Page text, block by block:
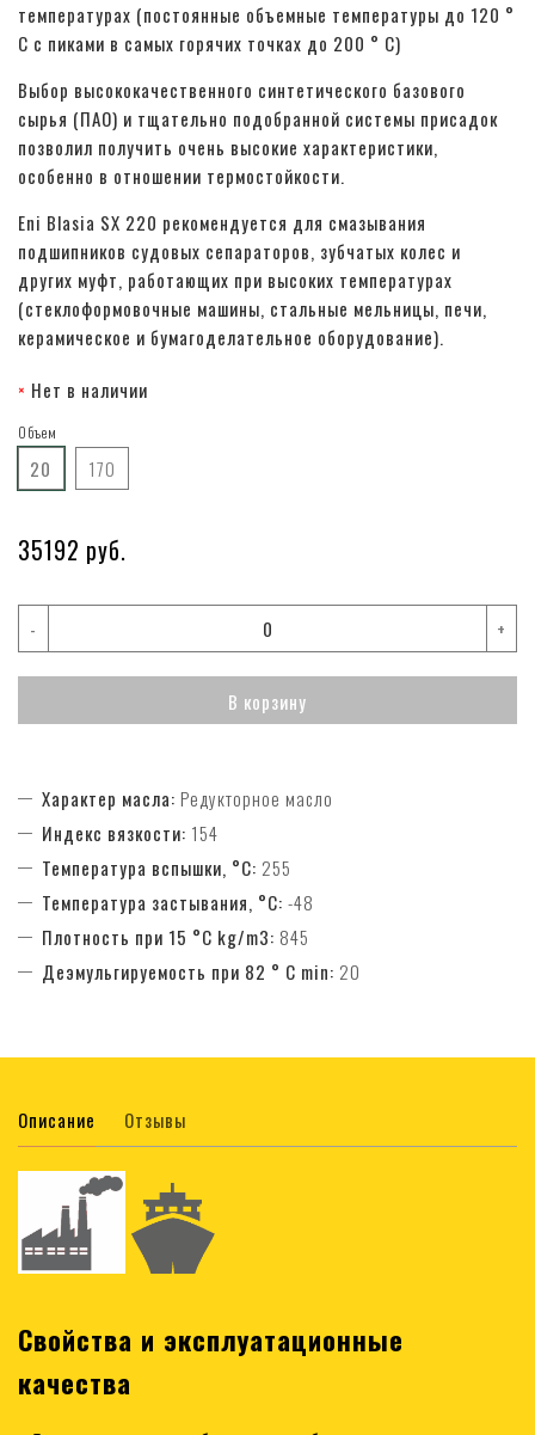
температурах (постоянные объемные температуры до 120 °
C с пиками в самых горячих точках до 200 ° C)
Выбор высококачественного синтетического базового
сырья (ПАО) и тщательно подобранной системы присадок
позволил получить очень высокие характеристики,
особенно в отношении термостойкости.
Eni Blasia SX 220 рекомендуется для смазывания
подшипников судовых сепараторов, зубчатых колес и
других муфт, работающих при высоких температурах
(стеклоформовочные машины, стальные мельницы, печи,
керамическое и бумагоделательное оборудование).
Нет в наличии
Объем
20 170
35192 руб.
- +
В корзину
Характер масла: Редукторное масло
Индекс вязкости: 154
Температура вспышки, °C: 255
Температура застывания, °C: -48
Плотность при 15 °C kg/m3: 845
Деэмульгируемость при 82 ° С min: 20
Описание Отзывы
Свойства и эксплуатационные
качества